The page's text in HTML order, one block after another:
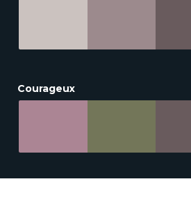
Courageux